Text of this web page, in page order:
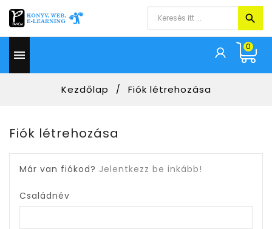

0
Kezdőlap Fiók létrehozása
Fiók létrehozása
Már van fiókod? Jelentkezz be inkább!
Családnév